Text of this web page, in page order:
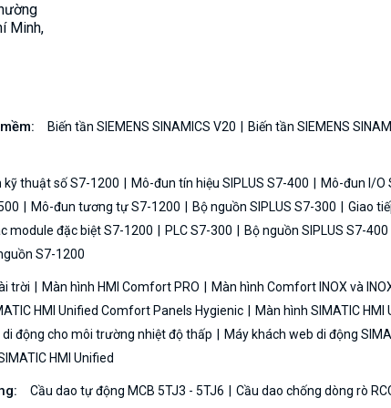
Minh,
Biến tần SIEMENS SINAMICS V20 Biến tần SIEMENS
kỹ thuật số S7-1200 Mô-đun tín hiệu SIPLUS S7-400
Mô-đun I/O
Mô-đun tương tự S7-1200 Bộ nguồn SIPLUS S7-300
Giao
module đặc biệt S7-1200 PLC S7-300 Bộ nguồn SIPLUS S7-400
S7-1200
trời Màn hình HMI Comfort PRO Màn hình Comfort INOX và
HMI Unified Comfort Panels Hygienic
Màn hình SIMATIC
di động cho môi trường nhiệt độ thấp
Máy khách web di động
HMI Unified
Cầu dao tự động MCB 5TJ3 - 5TJ6 Cầu dao chống dòng rò